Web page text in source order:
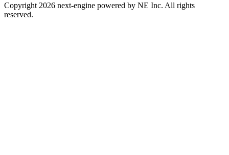
Copyright 2026 next-engine powered by NE Inc. All rights
reserved.